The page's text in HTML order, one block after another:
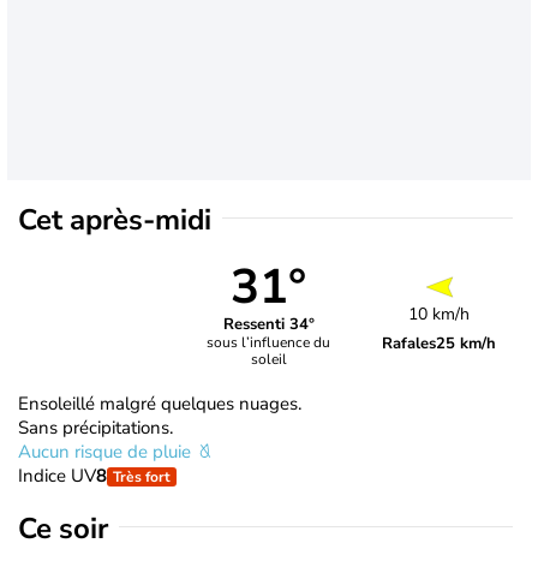
Cet après-midi
31°
Ressenti 34°
sous l’influence du
soleil
10 km/h
Rafales25 km/h
Ensoleillé malgré quelques nuages.
Sans précipitations.
Aucun risque de pluie
Indice UV8 Très fort
Ce soir